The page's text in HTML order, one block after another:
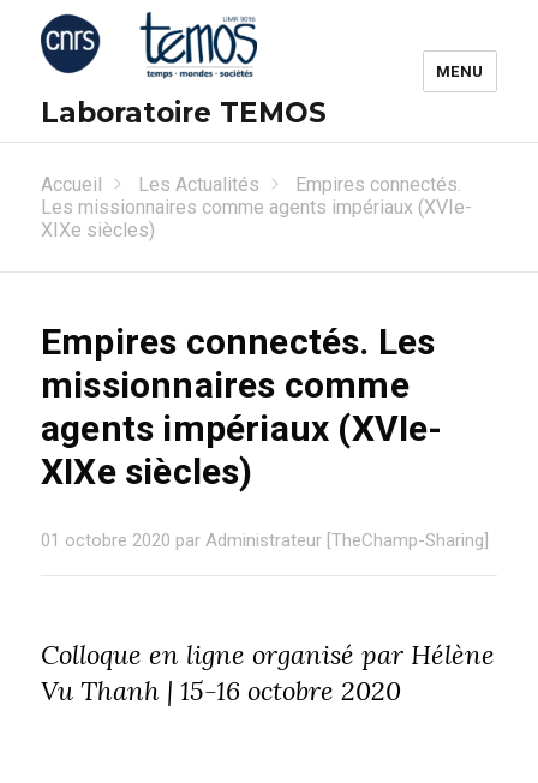
Laboratoire TEMOS
MENU
Accueil Les Actualités
Empires connectés.
Les missionnaires comme agents impériaux (XVIe-
XIXe siècles)
Empires connectés. Les
missionnaires comme
agents impériaux (XVIe-
XIXe siècles)
01 octobre 2020 par Administrateur [TheChamp-Sharing]
Colloque en ligne organisé par Hélène
Vu Thanh | 15-16 octobre 2020